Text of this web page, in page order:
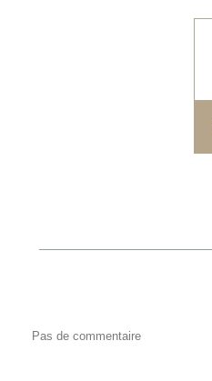
Pas de commentaire